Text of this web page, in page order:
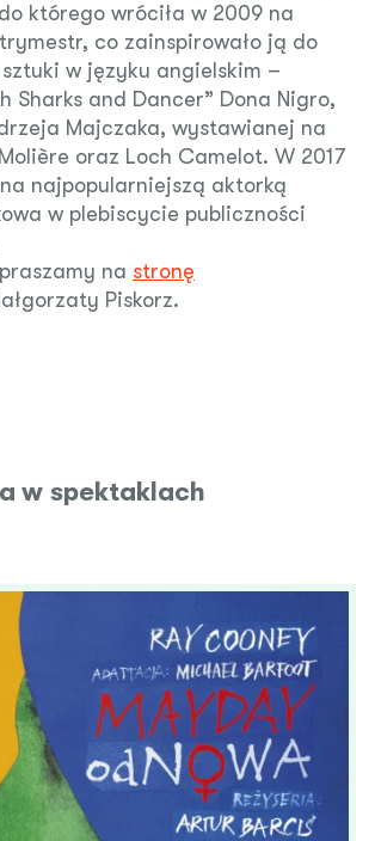
którego wróciła w 2009 na
co zainspirowało ją do
w języku angielskim –
Sharks and Dancer” Dona Nigro,
Majczaka, wystawianej na
oraz Loch Camelot. W 2017
najpopularniejszą aktorką
w plebiscycie publiczności
na stronę
Piskorz.
w spektaklach